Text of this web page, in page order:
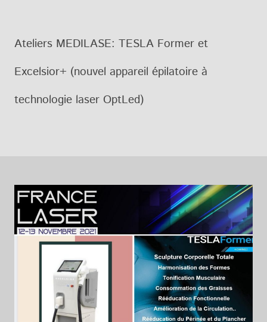
Ateliers MEDILASE: TESLA Former et
Excelsior+ (nouvel appareil épilatoire à
technologie laser OptLed)